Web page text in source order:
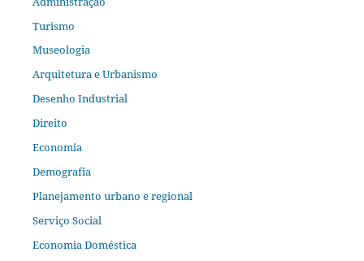
Turismo
Museologia
Arquitetura e Urbanismo
Desenho Industrial
Direito
Economia
Demografia
Planejamento urbano e regional
Serviço Social
Economia Doméstica